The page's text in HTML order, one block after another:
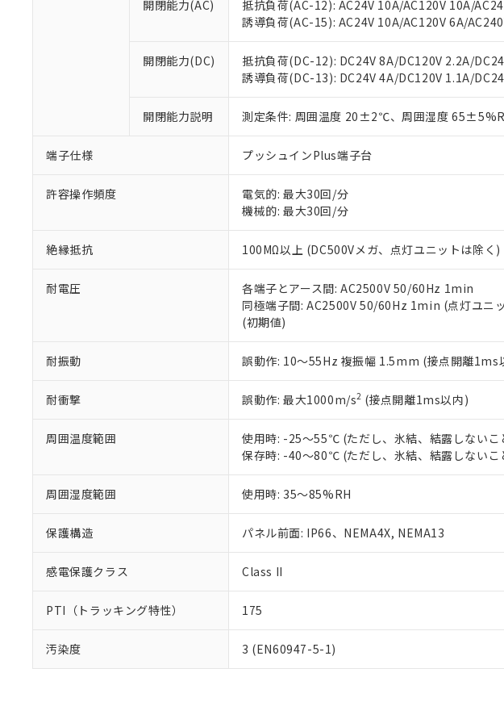
開閉能力(AC)
抵抗負荷(AC-12): AC24V 10A/AC120V 10A/
誘導負荷(AC-15): AC24V 10A/AC120V 6A/
開閉能力(DC)
抵抗負荷(DC-12): DC24V 8A/DC120V 2.2A/
誘導負荷(DC-13): DC24V 4A/DC120V 1.1A/
開閉能力説明 測定条件: 周囲温度 20±2℃、周囲湿度
端子仕様 プッシュインPlus端子台
許容操作頻度
電気的: 最大30回/分
機械的: 最大30回/分
絶縁抵抗 100MΩ以上 (DC500Vメガ、点灯ユニットは除く)
耐電圧
各端子とアース間: AC2500V 50/60Hz 1min
同極端子間: AC2500V 50/60Hz 1min (点灯ユニ
(初期値)
耐振動 誤動作: 10～55Hz 複振幅 1.5mm (接点開離1ms
耐衝撃 誤動作: 最大1000m/s2 (接点開離1ms以内)
周囲温度範囲
使用時: -25～55℃ (ただし、氷結、結露しないこ
保存時: -40～80℃ (ただし、氷結、結露しないこ
周囲湿度範囲 使用時: 35～85%RH
保護構造 パネル前面: IP66、NEMA4X, NEMA13
感電保護クラス Class II
PTI（トラッキング特性） 175
汚染度 3 (EN60947-5-1)
お客様が当ウェブサイト上で当社にご
が、当社の製品・サービスに関するお
さい。
※当社の共同利用者とは、"個人情報の
いる法人を指します。
※3 非含有証明書ダウンロード
下記の非含有証明書をダウンロードすること
EU RoHS指令（10物質）の非含有証明書
51物質の非含有証明書（当社基準）
※本証明書は発行日時点で非含有を証明する
また、RoHS指令のフタル酸エステル類４物
既に当社にて対応品への在庫切替を完了し
り割愛しております。
「－」：未確認です。当社販売部門へお問い
合意する
白